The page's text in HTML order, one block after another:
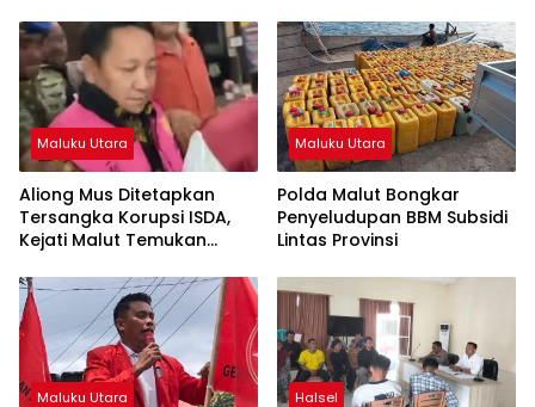
Obi
Maluku Utara
Aliong Mus Ditetapkan
Tersangka Korupsi ISDA,
Kejati Malut Temukan
Maluku Utara
Polda Malut Bongkar
Penyeludupan BBM Subsidi
Lintas Provinsi
Maluku Utara Halsel